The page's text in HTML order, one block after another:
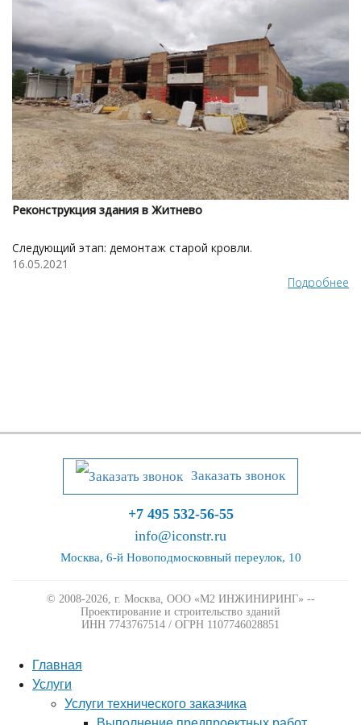
Реконструкция здания в Житнево
Следующий этап: демонтаж старой кровли.
16.05.2021
Подробнее
Заказать звонок
+7 495 532-56-55
info@iconstr.ru
Москва, 6-й Новоподмосковный переулок, 10
© 2008-2026, г. Москва, ООО «М2 ИНЖИНИРИНГ» --
Проектирование и строительство зданий
ИНН 7743767514 / ОГРН 1107746028851
Главная
Услуги
Услуги технического заказчика